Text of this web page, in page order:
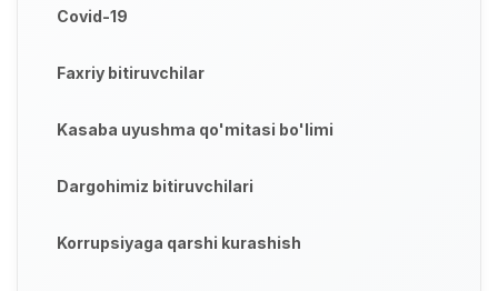
Covid-19
Faxriy bitiruvchilar
Kasaba uyushma qo'mitasi bo'limi
Dargohimiz bitiruvchilari
Korrupsiyaga qarshi kurashish